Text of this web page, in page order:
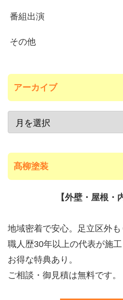
番組出演
その他
アーカイブ
髙柳塗装
【外壁・屋根・
地域密着で安心。足立区外も
職人歴30年以上の代表が施工
お得な特典あり。
ご相談・御見積は無料です。